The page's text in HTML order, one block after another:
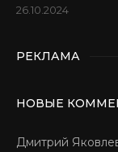
26.10.2024
РЕКЛАМА
НОВЫЕ
Дмитрий